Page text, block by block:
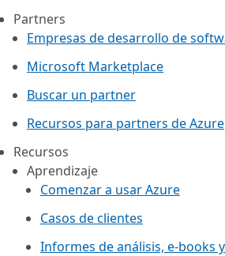
Partners
Empresas de desarrollo de
Microsoft Marketplace
Buscar un partner
Recursos para partners de Azure
Recursos
Aprendizaje
Comenzar a usar Azure
Casos de clientes
Informes de análisis, e-books